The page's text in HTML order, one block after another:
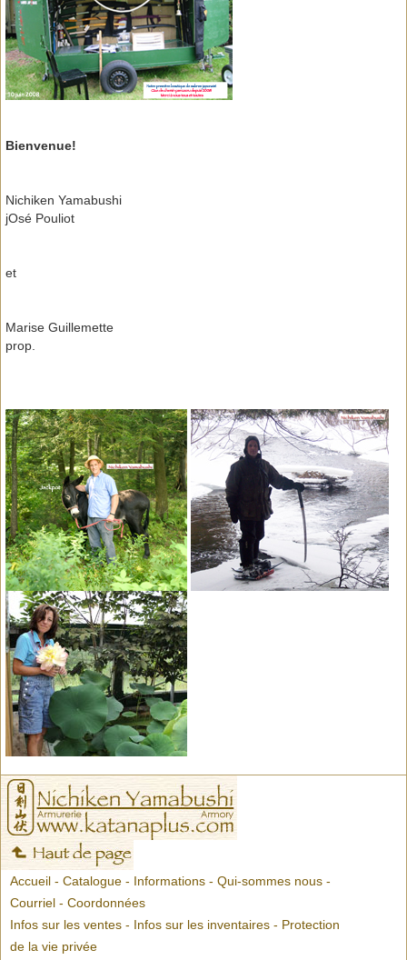
Bienvenue!
Nichiken Yamabushi
jOsé Pouliot
et
Marise Guillemette
prop.
Accueil - Catalogue - Informations - Qui-sommes nous -
Courriel - Coordonnées
Infos sur les ventes - Infos sur les inventaires - Protection
de la vie privée